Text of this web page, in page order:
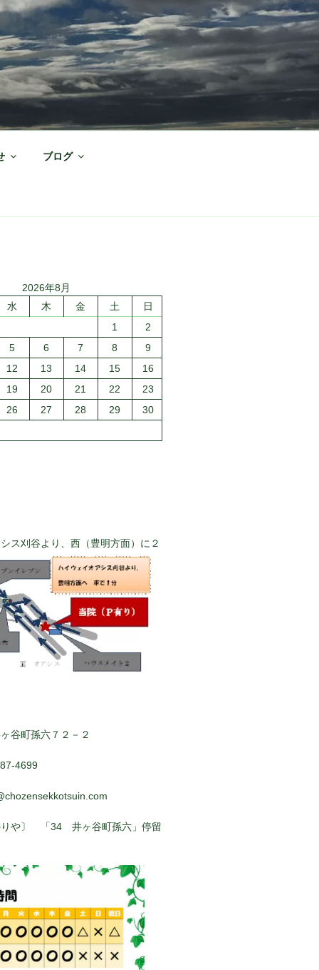
ブログ
2026年8月
水
木 金 土
日
1
2
5
6 7 8
9
12
13 14 15
16
19
20 21 22
23
26
27 28 29 30
ス刈谷より、西（豊明方面）に２
谷町孫六７２－２
4699
りや〕 「34 井ヶ谷町孫六」停留